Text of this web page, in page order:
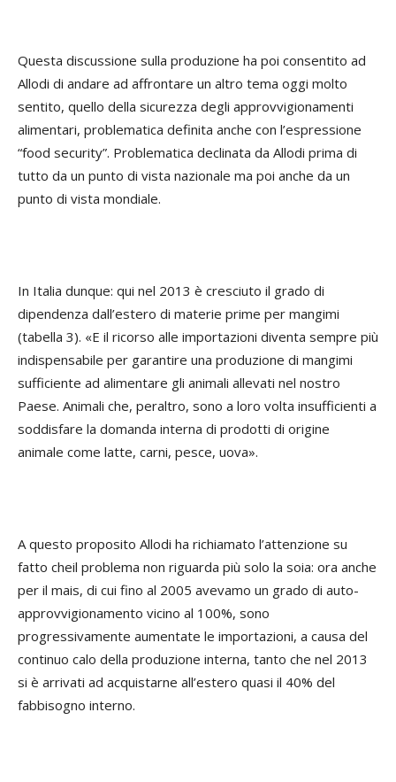
Questa discussione sulla produzione ha poi consentito ad
Allodi di andare ad affrontare un altro tema oggi molto
sentito, quello della sicurezza degli approvvigionamenti
alimentari, problematica definita anche con l’espressione
“food security”. Problematica declinata da Allodi prima di
tutto da un punto di vista nazionale ma poi anche da un
punto di vista mondiale.
In Italia dunque: qui nel 2013 è cresciuto il grado di
dipendenza dall’estero di materie prime per mangimi
(tabella 3). «E il ricorso alle importazioni diventa sempre più
indispensabile per garantire una produzione di mangimi
sufficiente ad alimentare gli animali allevati nel nostro
Paese. Animali che, peraltro, sono a loro volta insufficienti a
soddisfare la domanda interna di prodotti di origine
animale come latte, carni, pesce, uova».
A questo proposito Allodi ha richiamato l’attenzione su
fatto cheil problema non riguarda più solo la soia: ora anche
per il mais, di cui fino al 2005 avevamo un grado di auto-
approvvigionamento vicino al 100%, sono
progressivamente aumentate le importazioni, a causa del
continuo calo della produzione interna, tanto che nel 2013
si è arrivati ad acquistarne all’estero quasi il 40% del
fabbisogno interno.